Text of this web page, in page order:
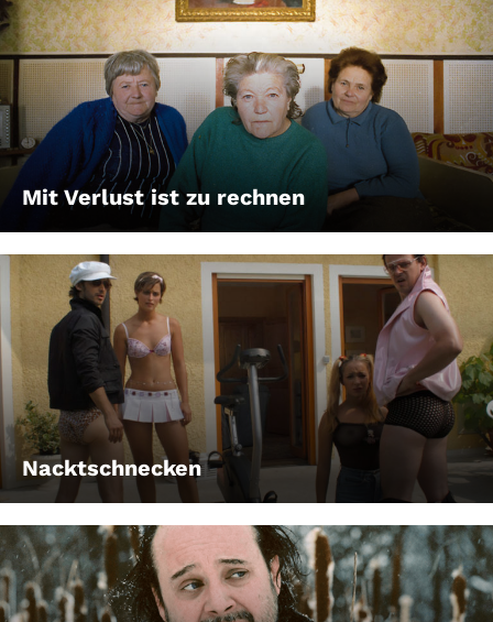
Mit Verlust ist zu rechnen
Nacktschnecken